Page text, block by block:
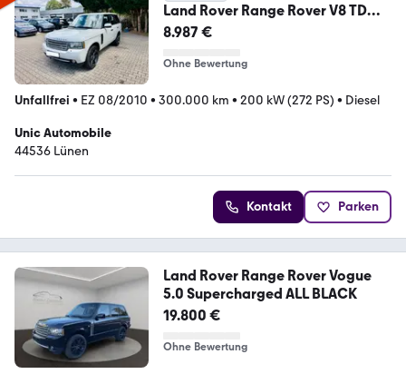
Land Rover Range Rover V8 TD
Autobiography
8.987 €
Ohne Bewertung
Unfallfrei • EZ 08/2010 • 300.000 km • 200 kW (272 PS) • Diesel
Unic Automobile
44536 Lünen
Kontakt Parken
Land Rover Range Rover Vogue
5.0 Supercharged ALL BLACK
19.800 €
Ohne Bewertung